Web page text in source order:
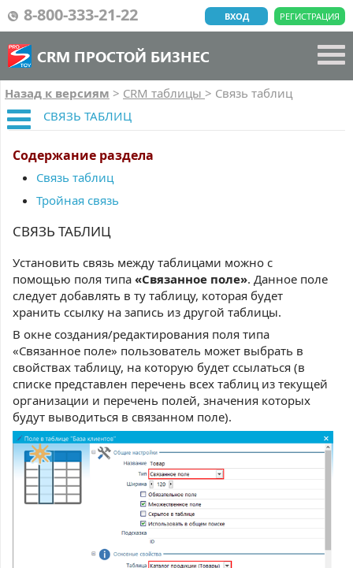
8-800-333-21-22 РЕГИСТРАЦИЯ
ВХОД
CRM ПРОСТОЙ БИЗНЕС
Назад к версиям > CRM таблицы > Связь таблиц
СВЯЗЬ ТАБЛИЦ
Содержание раздела
Связь таблиц
Тройная связь
СВЯЗЬ ТАБЛИЦ
Установить связь между таблицами можно с
помощью поля типа «Связанное поле». Данное поле
следует добавлять в ту таблицу, которая будет
хранить ссылку на запись из другой таблицы.
В окне создания/редактирования поля типа
«Связанное поле» пользователь может выбрать в
свойствах таблицу, на которую будет ссылаться (в
списке представлен перечень всех таблиц из текущей
организации и перечень полей, значения которых
будут выводиться в связанном поле).